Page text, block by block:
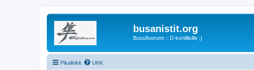
busanistit.org
Bussifoorumi :: D-kortillisille ;)
Pikalinkit UKK